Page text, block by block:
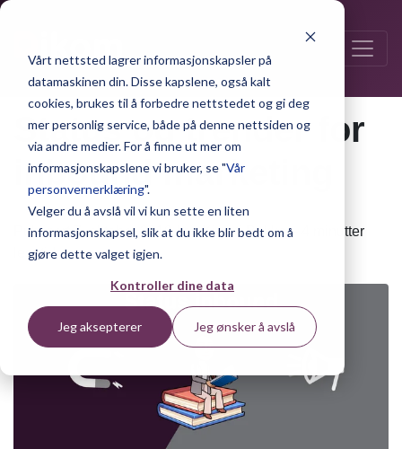
Vårt nettsted lagrer informasjonskapsler på
datamaskinen din. Disse kapslene, også kalt
cookies, brukes til å forbedre nettstedet og gi deg
mer personlig service, både på denne nettsiden og
via andre medier. For å finne ut mer om
informasjonskapslene vi bruker, se "Vår
personvernerklæring".
Velger du å avslå vil vi kun sette en liten
informasjonskapsel, slik at du ikke blir bedt om å
gjøre dette valget igjen.
Kontroller dine data
Jeg aksepterer Jeg ønsker å avslå
Status og trender for
inbound marketing
Publisert 7. oktober 2019 | av Kjersti Bakke – 4 minutter
lesetid.